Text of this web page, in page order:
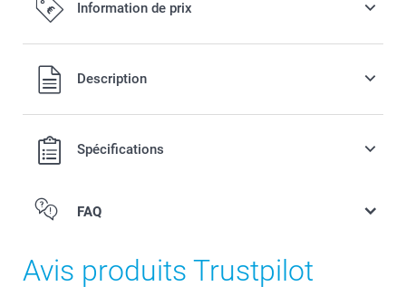
3,00 / pièce
Information de prix
Tous les prix sont en EURO (€), TVA incluse et hors frais de
port.
Description
Spécifications
FAQ
Avis produits Trustpilot